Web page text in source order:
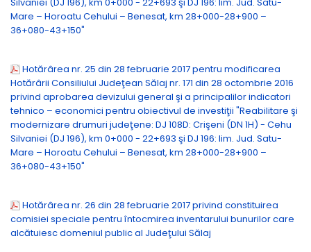
Mare – Horoatu Cehului – Benesat, km 28+000-28+900 –
36+080-43+150"
Hotărârea nr. 25 din 28 februarie 2017 pentru modificarea
Hotărârii Consiliului Judeţean Sălaj nr. 171 din 28 octombrie 2016
privind aprobarea devizului general şi a principalilor indicatori
tehnico – economici pentru obiectivul de investiţii "Reabilitare şi
modernizare drumuri judeţene: DJ 108D: Crişeni (DN 1H) - Cehu
Silvaniei (DJ 196), km 0+000 - 22+693 şi DJ 196: lim. Jud. Satu-
Mare – Horoatu Cehului – Benesat, km 28+000-28+900 –
36+080-43+150"
Hotărârea nr. 26 din 28 februarie 2017 privind constituirea
comisiei speciale pentru întocmirea inventarului bunurilor care
alcătuiesc domeniul public al Judeţului Sălaj